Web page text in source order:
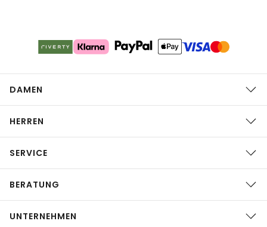
DAMEN
HERREN
SERVICE
BERATUNG
UNTERNEHMEN